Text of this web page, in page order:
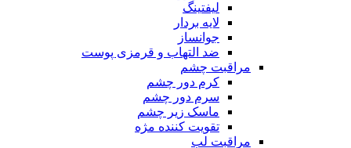
لیفتینگ
لایه بردار
جوانساز
ضد التهاب و قرمزی پوست
مراقبت چشم
کرم دور چشم
سرم دور چشم
ماسک زیر چشم
تقویت کننده مژه
مراقبت لب